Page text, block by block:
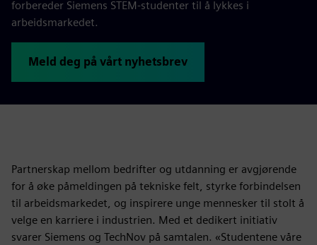
forbereder Siemens STEM-studenter til å lykkes i
arbeidsmarkedet.
Meld deg på vårt nyhetsbrev
Partnerskap mellom bedrifter og utdanning er avgjørende
for å øke påmeldingen på tekniske felt, styrke forbindelsen
til arbeidsmarkedet, og inspirere unge mennesker til stolt å
velge en karriere i industrien. Med et dedikert initiativ
svarer Siemens og TechNov på samtalen. «Studentene våre